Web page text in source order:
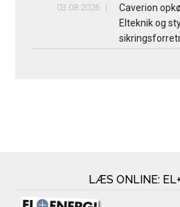
03.08.2026
Caverion
Elteknik og
LÆS ONLINE: